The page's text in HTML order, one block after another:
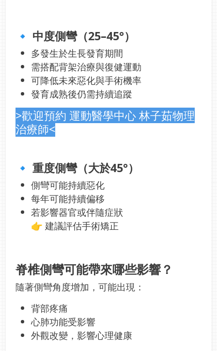
🔹 中度側彎（25–45°）
多發生於生長發育期間
需搭配背架治療與復健運動
可降低未來惡化與手術機率
發育成熟後仍需持續追蹤
>歡迎預約 運動醫學中心 林子茹物理
治療師<
🔹 重度側彎（大於45°）
側彎可能持續惡化
每年可能持續偏移
若影響器官或伴隨症狀
👉 建議評估手術矯正
脊椎側彎可能帶來哪些影響？
隨著側彎角度增加，可能出現：
背部疼痛
心肺功能受影響
外觀改變，影響心理健康